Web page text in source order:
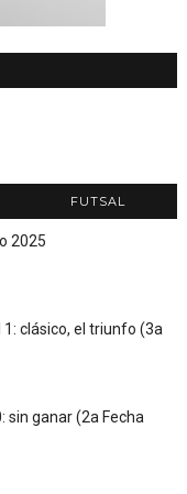
FUTSAL
2025
1: clásico, el triunfo (3a
sin ganar (2a Fecha